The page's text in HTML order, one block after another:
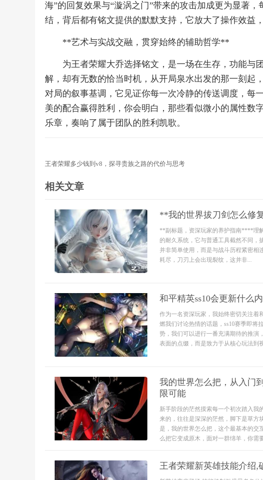
海”的回复效果与“漩涡之门”带来的攻击加成更为显著
结，背后都有铭文提供的默默支持，它放大了操作效益
**艺术与实战交融，贯穿始终的辅助哲学**
为王者荣耀大乔选择铭文，是一场在生存，功能与
解，却有无数的恰当时机，从开局泉水出发的那一刻起
对局的叙事基调，它见证你每一次冷静的传送调度，每
美的配合赢得胜利，你会明白，那些看似微小的属性数
乐章，奏响了属于团队的胜利凯歌。
王者荣耀多少钱到v8，探寻贵族之路的代价与思考
相关文章
**我的世界拔刀剑怎么修
**副标题，资深玩家的养护指南****理
的耐久系统，它与普通工具截然不同，
并非简单使用，而是与战斗历程紧密相
耗尽，刀刃上会出现裂纹，这并非...
和平精英ss10会更新什么
作为一名资深玩家，我始终密切关注着
燃我们讨论热情的话题，ss10赛季即将
势，我们可以进行一番充满期待的推演
表面的点缀，而是致力于从核心玩法到
我的世界怎么把，从入门
限可能
新手阶段的茫然摸索每一个初次踏入我
来的，往往是深深的茫然，脚下是草方
是，我的世界怎么把，这个最基本的交
么把它变成原木，面对一群绵羊，你需
王者荣耀新英雄技能介绍,